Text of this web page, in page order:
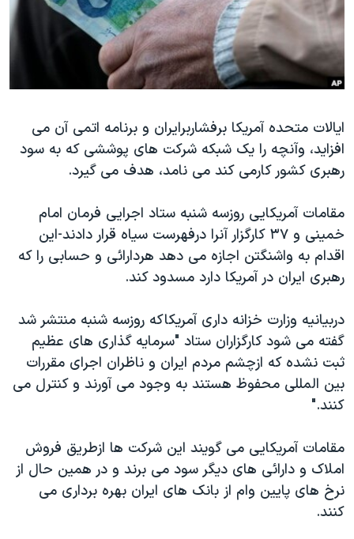
فرهنگ و زندگی
حقوق شهروندی
اقتصادی
اسرائیل در جنگ
گالری عکس
مستندها
انتخابات ریاست جمهوری آمریکا ۲۰۲۴
حمله جمهوری اسلامی به اسرائیل
ورزش زنان در ایران
اعتراضات زن، زندگی، آزادی
تریبونال مردمی آبان ۹۸
دادگاه حمید نوری
چهل سال گروگان‌گیری
اعتراضات مردمی آبان ۹۸
اسرائیل در جنگ
نرگس محمدی برنده جایزه نوبل صلح
همایش محافظه‌کاران آمریکا «سی‌پک»
صفحه‌های ویژه
سفر پرزیدنت ترامپ به چین
دنبال کنید
زبانهای مختلف
ایالات متحده آمریکا برفشاربرایران و برنامه اتمی آن می
افزاید، وآنچه را یک شبکه شرکت های پوششی که به سود
رهبری کشور کارمی کند می نامد، هدف می گیرد.
مقامات آمریکایی روزسه شنبه ستاد اجرایی فرمان امام
خمینی و ۳۷ کارگزار آنرا درفهرست سیاه قرار دادند-این
اقدام به واشنگتن اجازه می دهد هردارائی و حسابی را که
رهبری ایران در آمریکا دارد مسدود کند.
دربیانیه وزارت خزانه داری آمریکاکه روزسه شنبه منتشر شد
گفته می شود کارگزاران ستاد "سرمایه گذاری های عظیم
ثبت نشده که ازچشم مردم ایران و ناظران اجرای مقررات
بین المللی محفوظ هستند به وجود می آورند و کنترل می
کنند."
مقامات آمریکایی می گویند این شرکت ها ازطریق فروش
املاک و دارائی های دیگر سود می برند و در همین حال از
نرخ های پایین وام از بانک های ایران بهره برداری می
کنند.